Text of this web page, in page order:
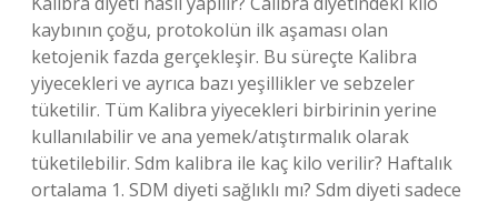
kaybının çoğu, protokolün ilk aşaması olan
ketojenik fazda gerçekleşir. Bu süreçte Kalibra
yiyecekleri ve ayrıca bazı yeşillikler ve sebzeler
tüketilir. Tüm Kalibra yiyecekleri birbirinin yerine
kullanılabilir ve ana yemek/atıştırmalık olarak
tüketilebilir. Sdm kalibra ile kaç kilo verilir? Haftalık
ortalama 1. SDM diyeti sağlıklı mı? Sdm diyeti sadece